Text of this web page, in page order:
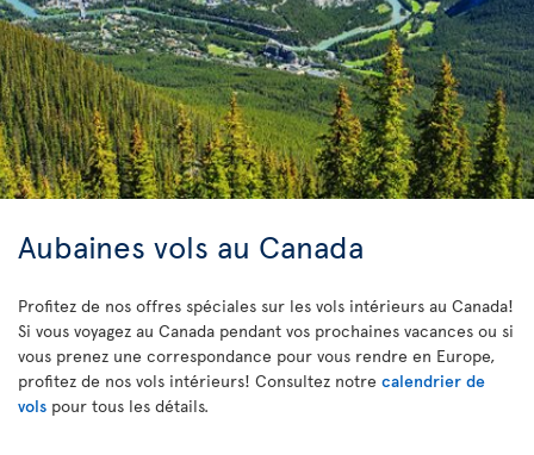
Aubaines vols au Canada
Profitez de nos offres spéciales sur les vols intérieurs au Canada!
Si vous voyagez au Canada pendant vos prochaines vacances ou si
vous prenez une correspondance pour vous rendre en Europe,
profitez de nos vols intérieurs! Consultez notre calendrier de
vols pour tous les détails.